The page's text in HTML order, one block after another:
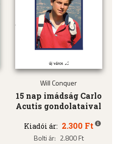
Will Conquer
15 nap imádság Carlo
Acutis gondolataival
Kiadói ár: 2.300 Ft
Bolti ár: 2.800 Ft